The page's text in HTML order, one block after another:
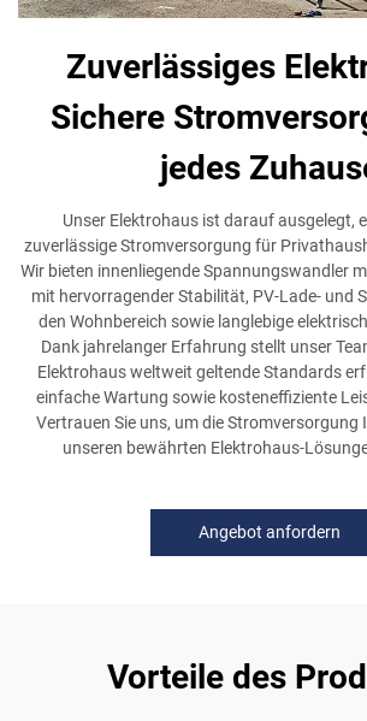
Zuverlässiges
Sichere
jedes
Unser Elektrohaus ist darauf ausgelegt,
zuverlässige Stromversorgung für
Wir bieten innenliegende Spannungswandler
mit hervorragender Stabilität, PV-Lade- und
den Wohnbereich sowie langlebige
Dank jahrelanger Erfahrung stellt unser
Elektrohaus weltweit geltende Standards
einfache Wartung sowie kosteneffiziente
Vertrauen Sie uns, um die Stromversorgung
unseren bewährten Elektrohaus-
Angebot anfordern
Vorteile des